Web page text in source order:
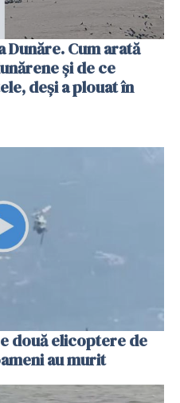
Dunăre. Cum arată
și de ce
deși a plouat în
două elicoptere de
au murit